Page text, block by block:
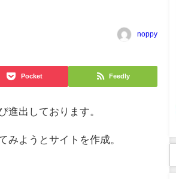
noppy
Pocket Feedly
進出しております。
みようとサイトを作成。